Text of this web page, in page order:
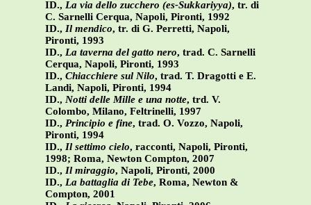
ID., La via dello zucchero (es-Sukkariyya), tr. di
C. Sarnelli Cerqua, Napoli, Pironti, 1992
ID., Il mendico, tr. di G. Perretti, Napoli,
Pironti, 1993
ID., La taverna del gatto nero, trad. C. Sarnelli
Cerqua, Napoli, Pironti, 1993
ID., Chiacchiere sul Nilo, trad. T. Dragotti e E.
Landi, Napoli, Pironti, 1994
ID., Notti delle Mille e una notte, trd. V.
Colombo, Milano, Feltrinelli, 1997
ID., Principio e fine, trad. O. Vozzo, Napoli,
Pironti, 1994
ID., Il settimo cielo, racconti, Napoli, Pironti,
1998; Roma, Newton Compton, 2007
ID., Il miraggio, Napoli, Pironti, 2000
ID., La battaglia di Tebe, Roma, Newton &
Compton, 2001